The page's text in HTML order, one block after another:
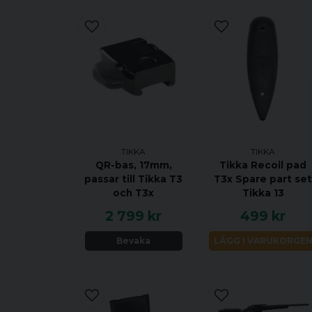
TIKKA
QR-bas, 17mm,
passar till Tikka T3
och T3x
2 799 kr
Bevaka
TIKKA
Tikka Recoil pad
T3x Spare part set
Tikka 13
499 kr
LÄGG I VARUKORGEN